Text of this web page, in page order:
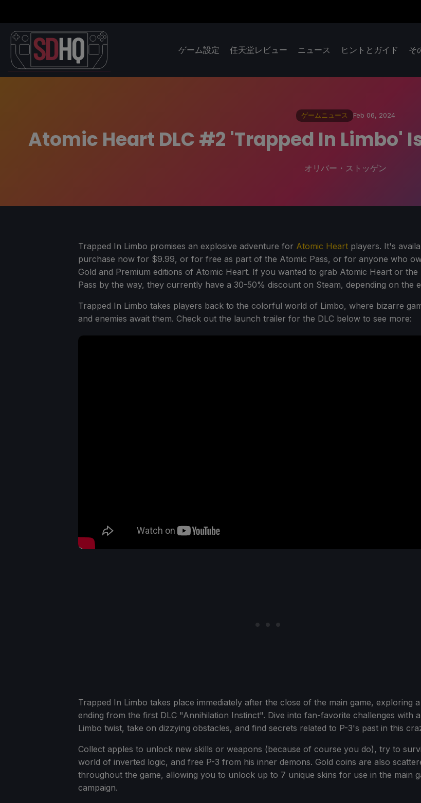
ゲーム設定 任天堂レビュー ニュース ヒントとガイド そ
ゲームニュース Feb 06, 2024
Atomic Heart DLC #2 'Trapped In Limbo'
オリバー・ストッゲン
Trapped In Limbo promises an explosive adventure for Atomic Heart players. It's
purchase now for $9.99, or for free as part of the Atomic Pass, or for anyone who
Gold and Premium editions of Atomic Heart. If you wanted to grab Atomic Heart or the
Pass by the way, they currently have a 30-50% discount on Steam, depending on the
Trapped In Limbo takes players back to the colorful world of Limbo, where bizarre
and enemies await them. Check out the launch trailer for the DLC below to see more:
Trapped In Limbo takes place immediately after the close of the main game, exploring
ending from the first DLC "Annihilation Instinct". Dive into fan-favorite challenges with
Limbo twist, take on dizzying obstacles, and find secrets related to P-3's past in this
Collect apples to unlock new skills or weapons (because of course you do), try to
world of inverted logic, and free P-3 from his inner demons. Gold coins are also
throughout the game, allowing you to unlock up to 7 unique skins for use in the main
campaign.